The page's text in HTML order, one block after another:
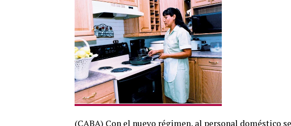
(CABA) Con el nuevo régimen, al personal doméstico